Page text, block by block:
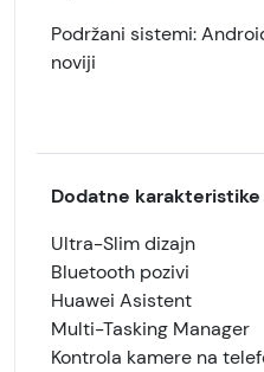
Podržani sistemi:
noviji
Dodatne karakteristike
Ultra-Slim dizajn
Bluetooth pozivi
Huawei Asistent
Multi-Tasking Manager
Kontrola kamere na